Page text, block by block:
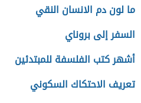
ما لون دم الانسان النقي
السفر إلى بروناي
أشهر كتب الفلسفة للمبتدئين
تعريف الاحتكاك السكوني